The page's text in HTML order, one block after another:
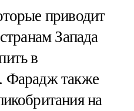
приводит
Запада
в
Фарадж также
на